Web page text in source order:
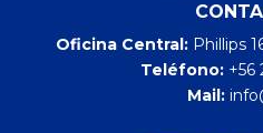
Oficina Central: Phillips
Teléfono: +56
Mail: